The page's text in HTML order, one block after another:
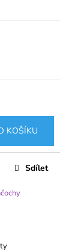
KOŠÍKU
Sdílet